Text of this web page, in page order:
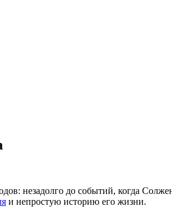
незадолго до событий, когда
и непростую историю его жизни.